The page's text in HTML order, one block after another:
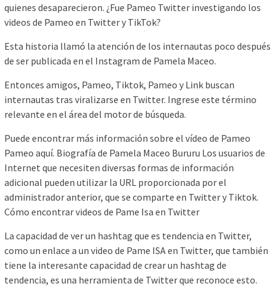
quienes desaparecieron. ¿Fue Pameo Twitter investigando los
videos de Pameo en Twitter y TikTok?
Esta historia llamó la atención de los internautas poco después
de ser publicada en el Instagram de Pamela Maceo.
Entonces amigos, Pameo, Tiktok, Pameo y Link buscan
internautas tras viralizarse en Twitter. Ingrese este término
relevante en el área del motor de búsqueda.
Puede encontrar más información sobre el vídeo de Pameo
Pameo aquí. Biografía de Pamela Maceo Bururu Los usuarios de
Internet que necesiten diversas formas de información
adicional pueden utilizar la URL proporcionada por el
administrador anterior, que se comparte en Twitter y Tiktok.
Cómo encontrar videos de Pame Isa en Twitter
La capacidad de ver un hashtag que es tendencia en Twitter,
como un enlace a un video de Pame ISA en Twitter, que también
tiene la interesante capacidad de crear un hashtag de
tendencia, es una herramienta de Twitter que reconoce esto.